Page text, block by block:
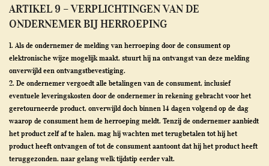
ARTIKEL 9 – VERPLICHTINGEN VAN DE
ONDERNEMER BIJ HERROEPING
1. Als de ondernemer de melding van herroeping door de consument op
elektronische wijze mogelijk maakt, stuurt hij na ontvangst van deze melding
onverwijld een ontvangstbevestiging.
2. De ondernemer vergoedt alle betalingen van de consument, inclusief
eventuele leveringskosten door de ondernemer in rekening gebracht voor het
geretourneerde product, onverwijld doch binnen 14 dagen volgend op de dag
waarop de consument hem de herroeping meldt. Tenzij de ondernemer aanbiedt
het product zelf af te halen, mag hij wachten met terugbetalen tot hij het
product heeft ontvangen of tot de consument aantoont dat hij het product heeft
teruggezonden, naar gelang welk tijdstip eerder valt.